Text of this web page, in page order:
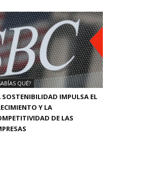
QUÉ?
SOSTENIBILIDAD IMPULSA EL
Y LA
DE LAS